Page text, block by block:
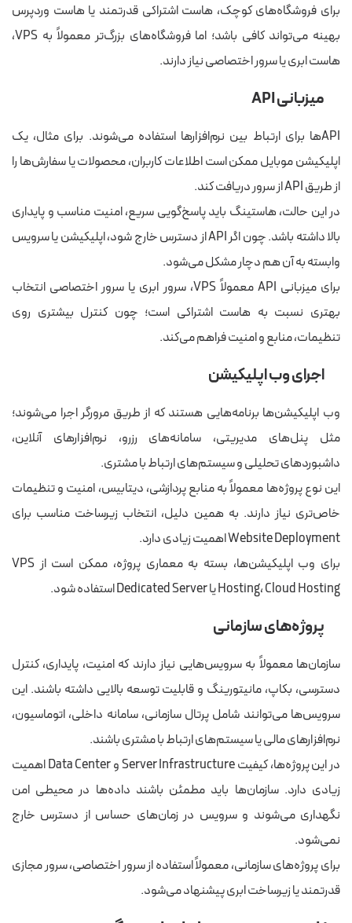
برای فروشگاه‌های کوچک، هاست اشتراکی قدرتمند یا هاست وردپرس
بهینه می‌تواند کافی باشد؛ اما فروشگاه‌های بزرگ‌تر معمولاً به VPS،
هاست ابری یا سرور اختصاصی نیاز دارند.
میزبانی API
APIها برای ارتباط بین نرم‌افزارها استفاده می‌شوند. برای مثال، یک
اپلیکیشن موبایل ممکن است اطلاعات کاربران، محصولات یا سفارش‌ها را
از طریق API از سرور دریافت کند.
در این حالت، هاستینگ باید پاسخ‌گویی سریع، امنیت مناسب و پایداری
بالا داشته باشد. چون اگر API از دسترس خارج شود، اپلیکیشن یا سرویس
وابسته به آن هم دچار مشکل می‌شود.
برای میزبانی API معمولاً VPS، سرور ابری یا سرور اختصاصی انتخاب
بهتری نسبت به هاست اشتراکی است؛ چون کنترل بیشتری روی
تنظیمات، منابع و امنیت فراهم می‌کند.
اجرای وب اپلیکیشن
وب اپلیکیشن‌ها برنامه‌هایی هستند که از طریق مرورگر اجرا می‌شوند؛
مثل پنل‌های مدیریتی، سامانه‌های رزرو، نرم‌افزارهای آنلاین،
داشبوردهای تحلیلی و سیستم‌های ارتباط با مشتری.
این نوع پروژه‌ها معمولاً به منابع پردازشی، دیتابیس، امنیت و تنظیمات
خاص‌تری نیاز دارند. به همین دلیل، انتخاب زیرساخت مناسب برای
Website Deployment اهمیت زیادی دارد.
برای وب اپلیکیشن‌ها، بسته به معماری پروژه، ممکن است از VPS
Hosting، Cloud Hosting یا Dedicated Server استفاده شود.
پروژه‌های سازمانی
سازمان‌ها معمولاً به سرویس‌هایی نیاز دارند که امنیت، پایداری، کنترل
دسترسی، بکاپ، مانیتورینگ و قابلیت توسعه بالایی داشته باشند. این
سرویس‌ها می‌توانند شامل پرتال سازمانی، سامانه داخلی، اتوماسیون،
نرم‌افزارهای مالی یا سیستم‌های ارتباط با مشتری باشند.
در این پروژه‌ها، کیفیت Server Infrastructure و Data Center اهمیت
زیادی دارد. سازمان‌ها باید مطمئن باشند داده‌ها در محیطی امن
نگهداری می‌شوند و سرویس در زمان‌های حساس از دسترس خارج
نمی‌شود.
برای پروژه‌های سازمانی، معمولاً استفاده از سرور اختصاصی، سرور مجازی
قدرتمند یا زیرساخت ابری پیشنهاد می‌شود.